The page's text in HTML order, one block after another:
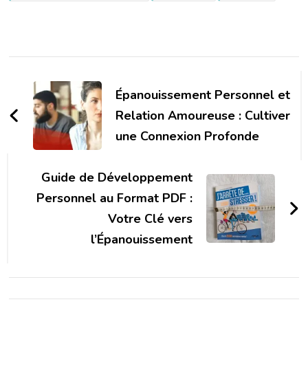
d'article
Épanouissement Personnel et
Relation Amoureuse : Cultiver
une Connexion Profonde
Guide de Développement
Personnel au Format PDF :
Votre Clé vers
l’Épanouissement